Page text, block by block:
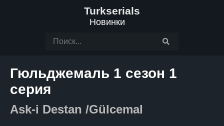
Turkserials
Новинки
Гюльджемаль 1 сезон 1
серия
Ask-i Destan /Gülcemal